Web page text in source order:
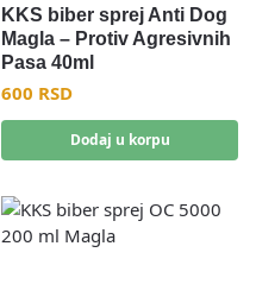
KKS biber sprej Anti Dog
Magla – Protiv Agresivnih
Pasa 40ml
600 RSD
Dodaj u korpu